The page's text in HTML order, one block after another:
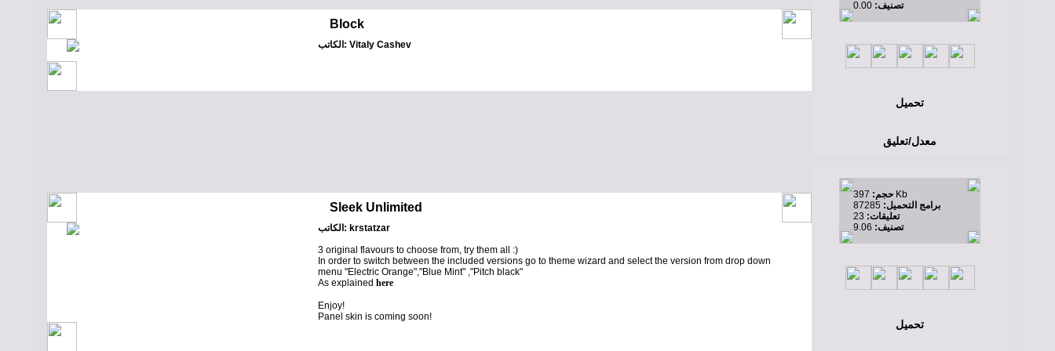
Block
الكاتب: Vitaly Cashev
تصنيف:
تحميل
معدل/تعليق
Sleek Unlimited
الكاتب: krstatzar
3 original flavours to choose from, try them all :)
In order to switch between the included versions go to theme wizard and select the version from drop down
menu "Electric Orange","Blue Mint" ,"Pitch black"
As explained here
Enjoy!
Panel skin is coming soon!
حجم: 397 Kb
برامج التحميل:
تعليقات:
تصنيف:
تحميل